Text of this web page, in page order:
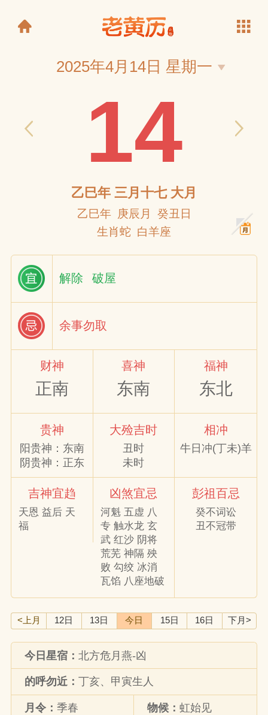
老黄历
网
2025年4月14日 星期一
14
乙巳年 三月十七 大月
乙巳年 庚辰月 癸丑日
生肖蛇 白羊座
解除 破屋
余事勿取
财神
正南
喜神
东南
福神
东北
贵神
阳贵神：东南
阴贵神：正东
大殓吉时
丑时
未时
相冲
牛日冲(丁未)羊
吉神宜趋
天恩 益后 天
福
凶煞宜忌
河魁 五虚 八
专 触水龙 玄
武 红沙 阴将
荒芜 神隔 殃
败 勾绞 冰消
瓦馅 八座地破
彭祖百忌
癸不词讼
丑不冠带
<上月 12日 13日 今日 15日 16日 下月>
今日星宿：北方危月燕-凶
的呼勿近：丁亥、甲寅生人
月令：季春 物候：虹始见